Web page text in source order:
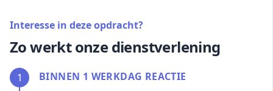
Interesse in deze opdracht?
Zo werkt onze dienstverlening
1
BINNEN 1 WERKDAG REACTIE